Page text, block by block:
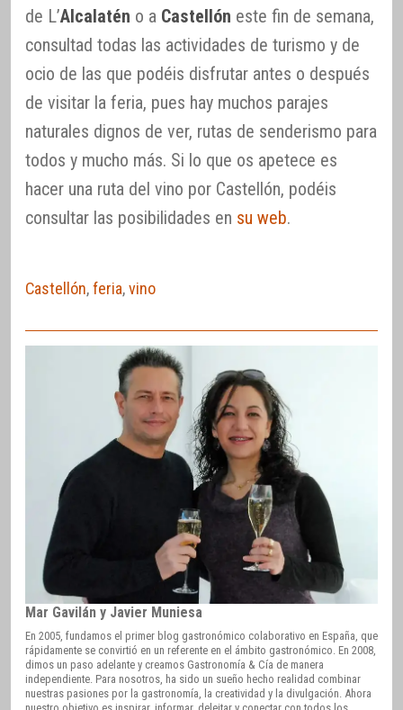
de L’Alcalatén o a Castellón este fin de semana,
consultad todas las actividades de turismo y de
ocio de las que podéis disfrutar antes o después
de visitar la feria, pues hay muchos parajes
naturales dignos de ver, rutas de senderismo para
todos y mucho más. Si lo que os apetece es
hacer una ruta del vino por Castellón, podéis
consultar las posibilidades en su web.
Castellón,feria,vino
Mar Gavilán y Javier Muniesa
En 2005, fundamos el primer blog gastronómico colaborativo en España, que
rápidamente se convirtió en un referente en el ámbito gastronómico. En 2008,
dimos un paso adelante y creamos Gastronomía & Cía de manera
independiente. Para nosotros, ha sido un sueño hecho realidad combinar
nuestras pasiones por la gastronomía, la creatividad y la divulgación. Ahora